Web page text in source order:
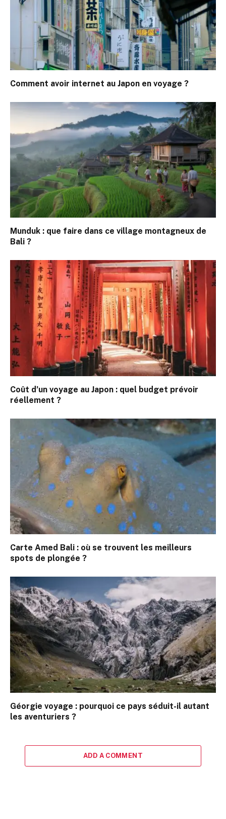
Comment avoir internet au Japon en voyage ?
Munduk : que faire dans ce village montagneux de
Bali ?
Coût d’un voyage au Japon : quel budget prévoir
réellement ?
Carte Amed Bali : où se trouvent les meilleurs
spots de plongée ?
Géorgie voyage : pourquoi ce pays séduit-il autant
les aventuriers ?
ADD A COMMENT